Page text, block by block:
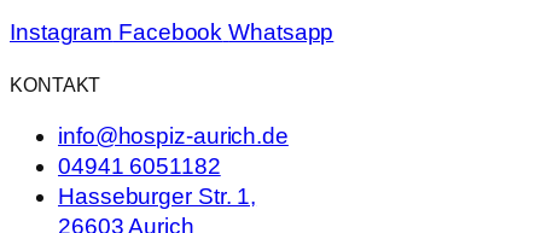
Instagram Facebook Whatsapp
KONTAKT
info@hospiz-aurich.de
04941 6051182
Hasseburger Str. 1,
26603 Aurich